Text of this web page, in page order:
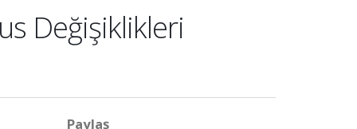
Değişiklikleri
Paylaş